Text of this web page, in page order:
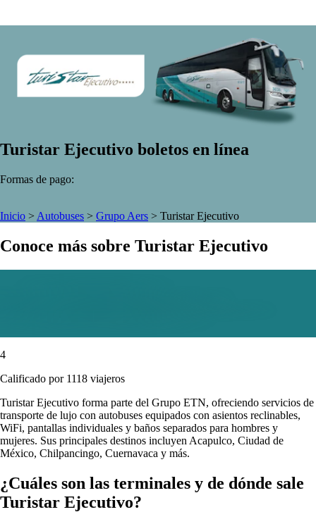
Turistar Ejecutivo boletos en línea
Formas de pago:
Inicio > Autobuses > Grupo Aers > Turistar Ejecutivo
Conoce más sobre Turistar Ejecutivo
4
Calificado por 1118 viajeros
Turistar Ejecutivo forma parte del Grupo ETN, ofreciendo servicios de
transporte de lujo con autobuses equipados con asientos reclinables,
WiFi, pantallas individuales y baños separados para hombres y
mujeres. Sus principales destinos incluyen Acapulco, Ciudad de
México, Chilpancingo, Cuernavaca y más.
¿Cuáles son las terminales y de dónde sale
Turistar Ejecutivo?